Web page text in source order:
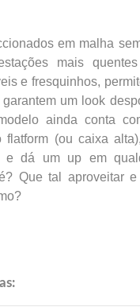
em malha
mais
e fresquinhos,
um look
ainda conta
flatform (ou caixa
e dá um up em
Que tal aproveitar